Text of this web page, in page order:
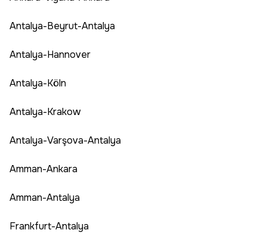
Antalya-Beyrut-Antalya
Antalya-Hannover
Antalya-Köln
Antalya-Krakow
Antalya-Varşova-Antalya
Amman-Ankara
Amman-Antalya
Frankfurt-Antalya